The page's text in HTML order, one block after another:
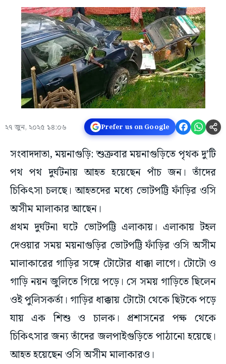
২৭ জুন, ২০২৫ ১৪:০৬ Prefer us on Google
সংবাদদাতা, ময়নাগুড়ি: শুক্রবার ময়নাগুড়িতে পৃথক দু’টি
পথ পথ দুর্ঘটনায় আহত হয়েছেন পাঁচ জন। তাঁদের
চিকিৎসা চলছে। আহতদের মধ্যে ভোটপট্টি ফাঁড়ির ওসি
অসীম মালাকার আছেন।
প্রথম দুর্ঘটনা ঘটে ভোটপট্টি এলাকায়। এলাকায় টহল
দেওয়ার সময় ময়নাগুড়ির ভোটপট্টি ফাঁড়ির ওসি অসীম
মালাকারের গাড়ির সঙ্গে টোটোর ধাক্কা লাগে। টোটো ও
গাড়ি নয়ন জুলিতে গিয়ে পড়ে। সে সময় গাড়িতে ছিলেন
ওই পুলিসকর্তা। গাড়ির ধাক্কায় টোটো থেকে ছিটকে পড়ে
যায় এক শিশু ও চালক। প্রশাসনের পক্ষ থেকে
চিকিৎসার জন্য তাঁদের জলপাইগুড়িতে পাঠানো হয়েছে।
আহত হয়েছেন ওসি অসীম মালাকারও।